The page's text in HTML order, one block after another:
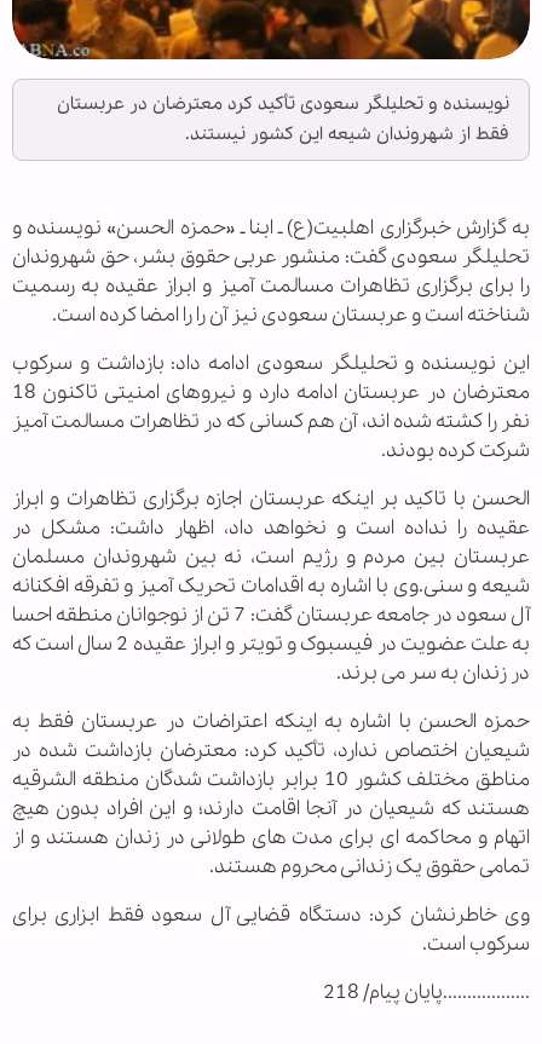
نویسنده و تحلیلگر سعودی تأکید کرد معترضان در عربستان
فقط از شهروندان شیعه این کشور نیستند.
به گزارش خبرگزاری اهل‏بیت(ع) ـ ابنا ـ «حمزه الحسن» نویسنده و
تحلیلگر سعودی گفت: منشور عربی حقوق بشر، حق شهروندان
را برای برگزاری تظاهرات مسالمت آمیز و ابراز عقیده به رسمیت
شناخته است و عربستان سعودی نیز آن را را امضا کرده است.
این نویسنده و تحلیلگر سعودی ادامه داد: بازداشت و سرکوب
معترضان در عربستان ادامه دارد و نیروهای امنیتی تاکنون 18
نفر را کشته شده اند، آن هم کسانی که در تظاهرات مسالمت آمیز
شرکت کرده بودند.
الحسن با تاکید بر اینکه عربستان اجازه برگزاری تظاهرات و ابراز
عقیده را نداده است و نخواهد داد، اظهار داشت: مشکل در
عربستان بین مردم و رژیم است، نه بین شهروندان مسلمان
شیعه و سنی.وی با اشاره به اقدامات تحریک آمیز و تفرقه افکنانه
آل سعود در جامعه عربستان گفت: 7 تن از نوجوانان منطقه احسا
به علت عضویت در فیسبوک و تویتر و ابراز عقیده 2 سال است که
در زندان به سر می برند.
حمزه الحسن با اشاره به اینکه اعتراضات در عربستان فقط به
شیعیان اختصاص ندارد، تأکید کرد: معترضان بازداشت شده در
مناطق مختلف کشور 10 برابر بازداشت شدگان منطقه الشرقیه
هستند که شیعیان در آنجا اقامت دارند؛ و این افراد بدون هیچ
اتهام و محاکمه ای برای مدت های طولانی در زندان هستند و از
تمامی حقوق یک زندانی محروم هستند.
وی خاطرنشان کرد: دستگاه قضایی آل سعود فقط ابزاری برای
سرکوب است.
..................پایان پیام/ 218